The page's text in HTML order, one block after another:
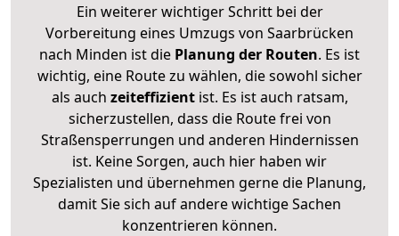
Ein weiterer wichtiger Schritt bei der
Vorbereitung eines Umzugs von Saarbrücken
nach Minden ist die Planung der Routen. Es ist
wichtig, eine Route zu wählen, die sowohl sicher
als auch zeiteffizientist. Es ist auch ratsam,
sicherzustellen, dass die Route frei von
Straßensperrungen und anderen Hindernissen
ist. Keine Sorgen, auch hier haben wir
Spezialisten und übernehmen gerne die Planung,
damit Sie sich auf andere wichtige Sachen
konzentrieren können.